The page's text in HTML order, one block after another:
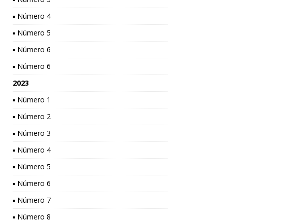
▪ Número 4
▪ Número 5
▪ Número 6
▪ Número 6
2023
▪ Número 1
▪ Número 2
▪ Número 3
▪ Número 4
▪ Número 5
▪ Número 6
▪ Número 7
▪ Número 8